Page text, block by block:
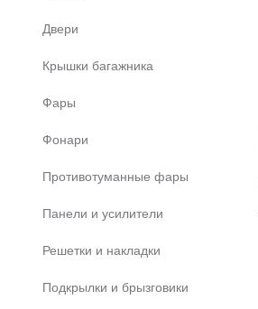
Двери
Крышки багажника
Фары
Фонари
Противотуманные фары
Панели и усилители
Решетки и накладки
Подкрылки и брызговики